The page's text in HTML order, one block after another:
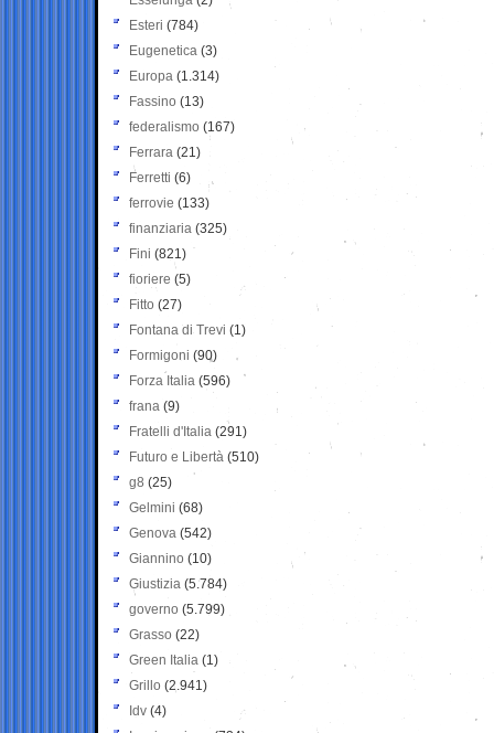
Esteri (784)
Eugenetica (3)
Europa (1.314)
Fassino (13)
federalismo (167)
Ferrara (21)
Ferretti (6)
ferrovie (133)
finanziaria (325)
Fini (821)
fioriere (5)
Fitto (27)
Fontana di Trevi (1)
Formigoni (90)
Forza Italia (596)
frana (9)
Fratelli d'Italia (291)
Futuro e Libertà (510)
g8 (25)
Gelmini (68)
Genova (542)
Giannino (10)
Giustizia (5.784)
governo (5.799)
Grasso (22)
Green Italia (1)
Grillo (2.941)
Idv (4)